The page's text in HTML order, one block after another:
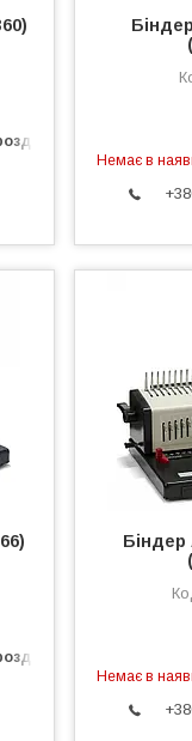
Немає в
Біндер
Немає в